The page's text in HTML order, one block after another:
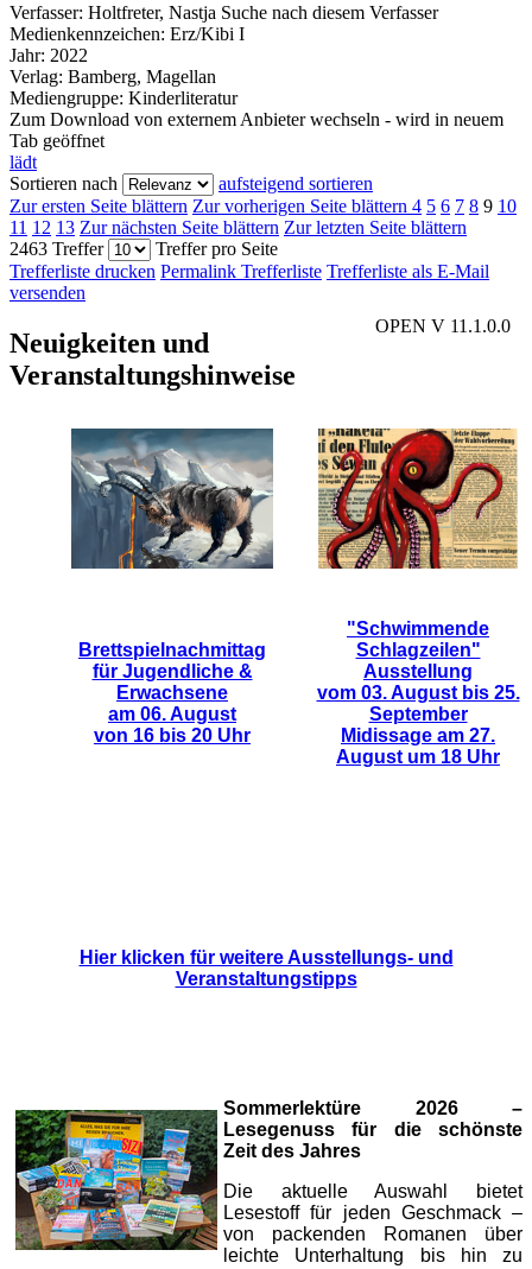
Verfasser: Holtfreter, Nastja Suche nach diesem Verfasser
Medienkennzeichen: Erz/Kibi I
Jahr: 2022
Verlag: Bamberg, Magellan
Mediengruppe: Kinderliteratur
Zum Download von externem Anbieter wechseln - wird in neuem
Tab geöffnet
lädt
Sortieren nach
aufsteigend sortieren
Zur ersten Seite blättern Zur vorherigen Seite blättern 4 5 6 7 8 9 10
11 12 13 Zur nächsten Seite blättern Zur letzten Seite blättern
2463 Treffer
Treffer pro Seite
Trefferliste drucken Permalink Trefferliste Trefferliste als E-Mail
versenden
OPEN V 11.1.0.0
Neuigkeiten und
Veranstaltungshinweise
Brettspielnachmittag
für Jugendliche &
Erwachsene
am 06. August
von 16 bis 20 Uhr
"Schwimmende
Schlagzeilen"
Ausstellung
vom 03. August bis 25.
September
Midissage am 27.
August um 18 Uhr
Hier klicken für weitere Ausstellungs- und
Veranstaltungstipps
Sommerlektüre 2026 –
Lesegenuss für die schönste
Zeit des Jahres
Die aktuelle Auswahl bietet
Lesestoff für jeden Geschmack –
von packenden Romanen über
leichte Unterhaltung bis hin zu